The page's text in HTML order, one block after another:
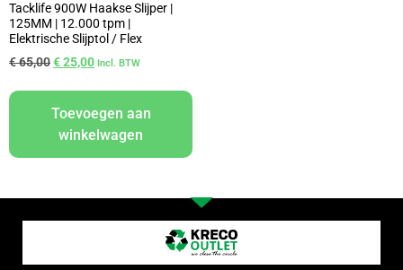
Tacklife 900W Haakse Slijper |
125MM | 12.000 tpm |
Elektrische Slijptol / Flex
€65,00€25,00 Incl. BTW
Toevoegen aan
winkelwagen